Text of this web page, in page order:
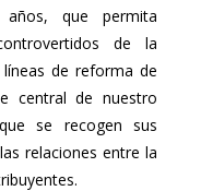
que permita
de la
de reforma de
central de nuestro
se recogen sus
relaciones entre la